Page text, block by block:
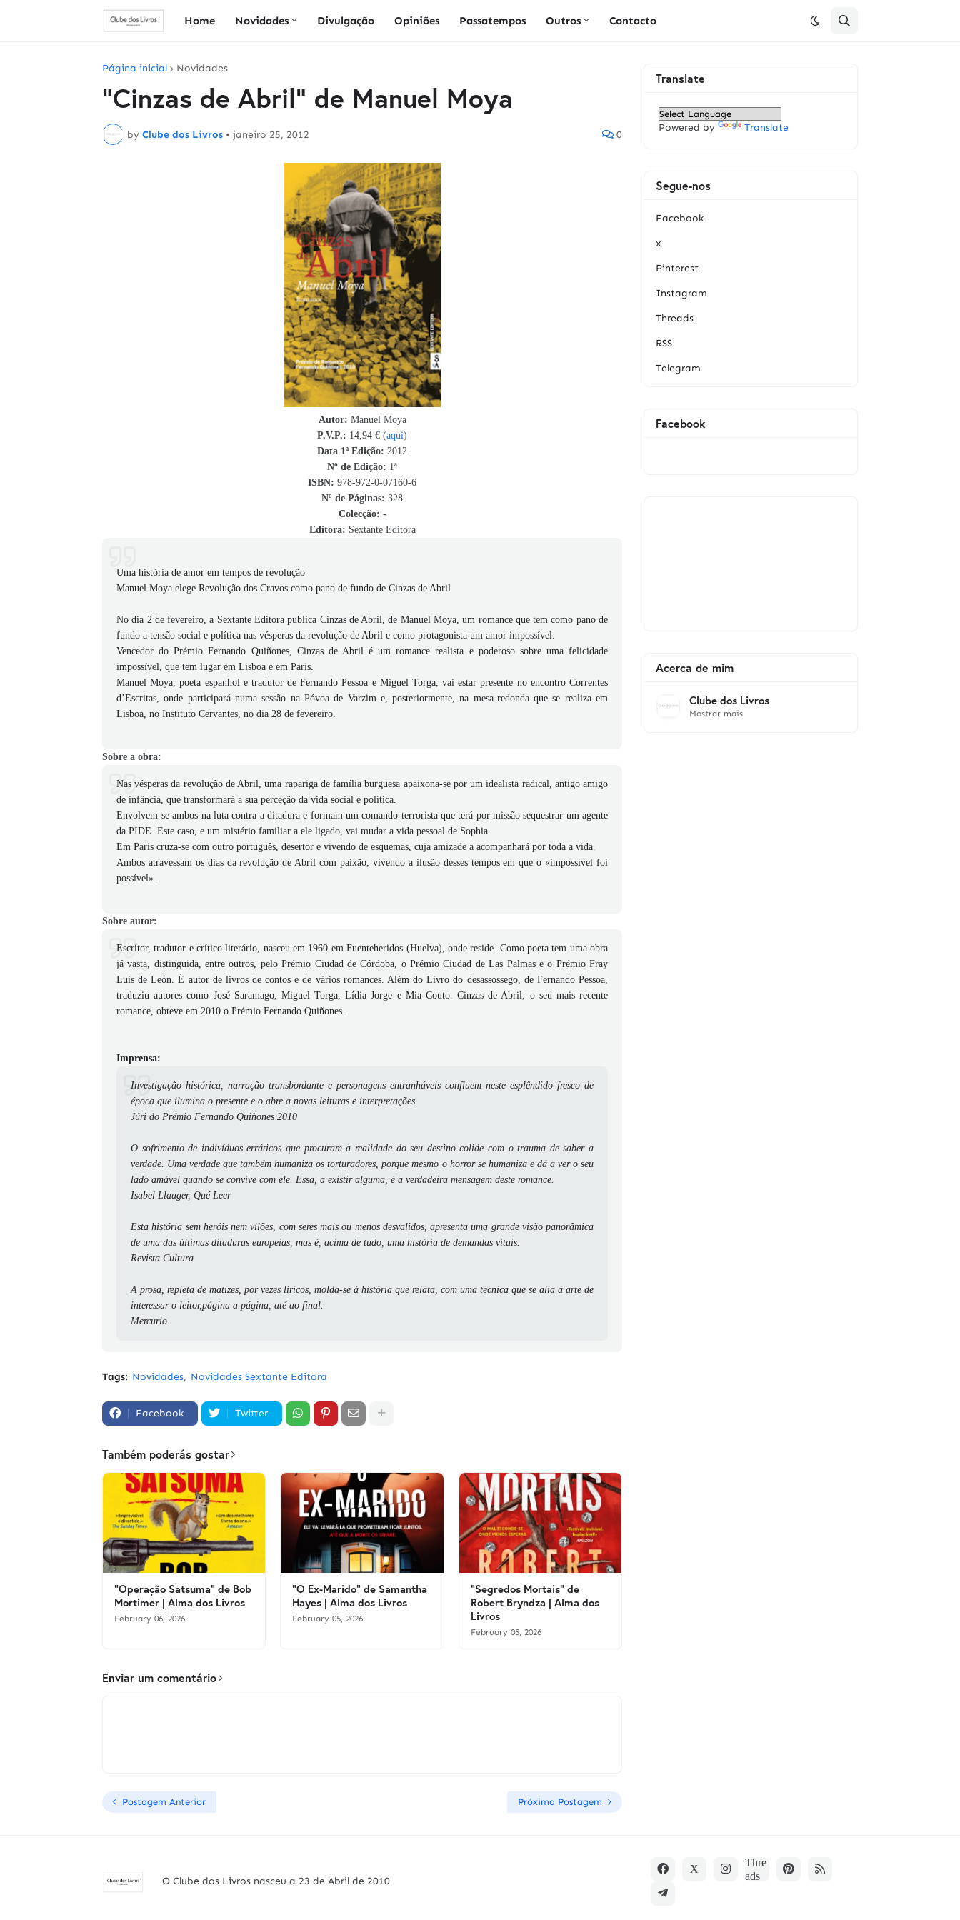
Home Novidades Divulgação Opiniões Passatempos Outros Contacto
Página inicial Novidades
"Cinzas de Abril" de Manuel Moya
by Clube dos Livros • janeiro 25, 2012 0
Autor: Manuel Moya
P.V.P.: 14,94 € (aqui)
Data 1ª Edição: 2012
Nº de Edição: 1ª
ISBN: 978-972-0-07160-6
Nº de Páginas: 328
Colecção: -
Editora: Sextante Editora
Uma história de amor em tempos de revolução
Manuel Moya elege Revolução dos Cravos como pano de fundo de Cinzas de Abril
No dia 2 de fevereiro, a Sextante Editora publica Cinzas de Abril, de Manuel Moya, um romance que tem como pano de
fundo a tensão social e política nas vésperas da revolução de Abril e como protagonista um amor impossível.
Vencedor do Prémio Fernando Quiñones, Cinzas de Abril é um romance realista e poderoso sobre uma felicidade
impossível, que tem lugar em Lisboa e em Paris.
Manuel Moya, poeta espanhol e tradutor de Fernando Pessoa e Miguel Torga, vai estar presente no encontro Correntes
d’Escritas, onde participará numa sessão na Póvoa de Varzim e, posteriormente, na mesa-redonda que se realiza em
Lisboa, no Instituto Cervantes, no dia 28 de fevereiro.
Sobre a obra:
Nas vésperas da revolução de Abril, uma rapariga de família burguesa apaixona-se por um idealista radical, antigo amigo
de infância, que transformará a sua perceção da vida social e política.
Envolvem-se ambos na luta contra a ditadura e formam um comando terrorista que terá por missão sequestrar um agente
da PIDE. Este caso, e um mistério familiar a ele ligado, vai mudar a vida pessoal de Sophia.
Em Paris cruza-se com outro português, desertor e vivendo de esquemas, cuja amizade a acompanhará por toda a vida.
Ambos atravessam os dias da revolução de Abril com paixão, vivendo a ilusão desses tempos em que o «impossível foi
possível».
Sobre autor:
Escritor, tradutor e crítico literário, nasceu em 1960 em Fuenteheridos (Huelva), onde reside. Como poeta tem uma obra
já vasta, distinguida, entre outros, pelo Prémio Ciudad de Córdoba, o Prémio Ciudad de Las Palmas e o Prémio Fray
Luis de León. É autor de livros de contos e de vários romances. Além do Livro do desassossego, de Fernando Pessoa,
traduziu autores como José Saramago, Miguel Torga, Lídia Jorge e Mia Couto. Cinzas de Abril, o seu mais recente
romance, obteve em 2010 o Prémio Fernando Quiñones.
Imprensa:
Investigação histórica, narração transbordante e personagens entranháveis confluem neste esplêndido fresco de
época que ilumina o presente e o abre a novas leituras e interpretações.
Júri do Prémio Fernando Quiñones 2010
O sofrimento de indivíduos erráticos que procuram a realidade do seu destino colide com o trauma de saber a
verdade. Uma verdade que também humaniza os torturadores, porque mesmo o horror se humaniza e dá a ver o seu
lado amável quando se convive com ele. Essa, a existir alguma, é a verdadeira mensagem deste romance.
Isabel Llauger, Qué Leer
Esta história sem heróis nem vilões, com seres mais ou menos desvalidos, apresenta uma grande visão panorâmica
de uma das últimas ditaduras europeias, mas é, acima de tudo, uma história de demandas vitais.
Revista Cultura
A prosa, repleta de matizes, por vezes líricos, molda-se à história que relata, com uma técnica que se alia à arte de
interessar o leitor,página a página, até ao final.
Mercurio
Tags: Novidades Novidades Sextante Editora
Facebook Twitter
Também poderás gostar
"Operação Satsuma" de Bob
Mortimer | Alma dos Livros
February 06, 2026
"O Ex-Marido" de Samantha
Hayes | Alma dos Livros
February 05, 2026
"Segredos Mortais" de
Robert Bryndza | Alma dos
Livros
February 05, 2026
Enviar um comentário
Postagem Anterior Próxima Postagem
Translate
Powered by Translate
Segue-nos
Facebook
x
Pinterest
Instagram
Threads
RSS
Telegram
Facebook
Acerca de mim
Clube dos Livros
Mostrar mais
O Clube dos Livros nasceu a 23 de Abril de 2010